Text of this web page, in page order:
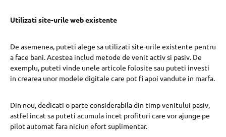
Utilizati site-urile web existente
De asemenea, puteti alege sa utilizati site-urile existente pentru
a face bani. Acestea includ metode de venit activ si pasiv. De
exemplu, puteti vinde unele articole folosite sau puteti investi
in crearea unor modele digitale care pot fi apoi vandute in marfa.
Din nou, dedicati o parte considerabila din timp venitului pasiv,
astfel incat sa puteti acumula incet profituri care vor ajunge pe
pilot automat fara niciun efort suplimentar.